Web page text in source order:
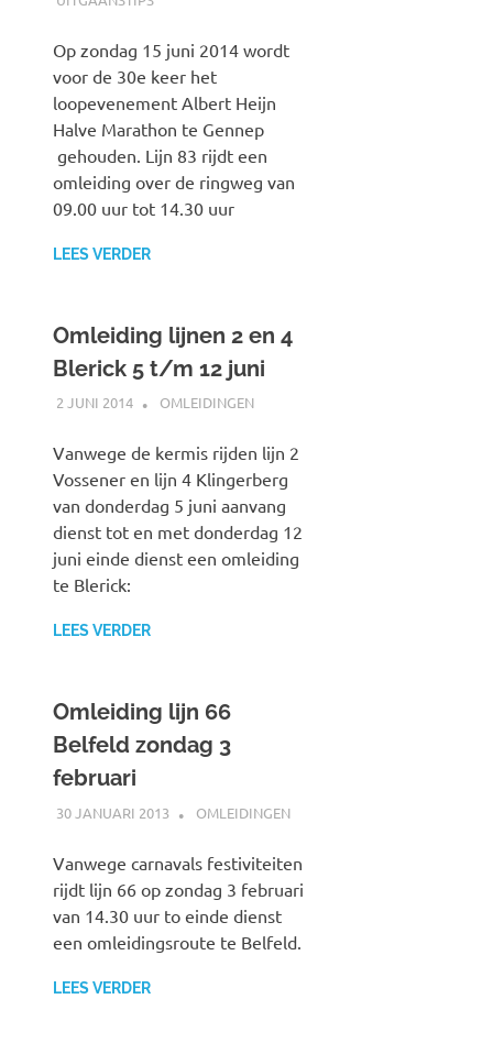
Op zondag 15 juni 2014 wordt
voor de 30e keer het
loopevenement Albert Heijn
Halve Marathon te Gennep
gehouden. Lijn 83 rijdt een
omleiding over de ringweg van
09.00 uur tot 14.30 uur
LEES VERDER
Omleiding lijnen 2 en 4
Blerick 5 t/m 12 juni
2 JUNI 2014 JOHAN
OMLEIDINGEN
Vanwege de kermis rijden lijn 2
Vossener en lijn 4 Klingerberg
van donderdag 5 juni aanvang
dienst tot en met donderdag 12
juni einde dienst een omleiding
te Blerick:
LEES VERDER
Omleiding lijn 66
Belfeld zondag 3
februari
30 JANUARI 2013 JOHAN
OMLEIDINGEN
Vanwege carnavals festiviteiten
rijdt lijn 66 op zondag 3 februari
van 14.30 uur to einde dienst
een omleidingsroute te Belfeld.
LEES VERDER